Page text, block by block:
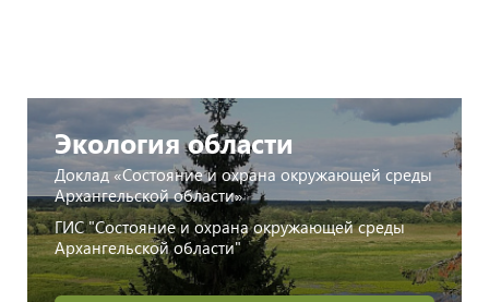
Экология области
Доклад «Состояние и охрана окружающей среды
Архангельской области»
ГИС "Состояние и охрана окружающей среды
Архангельской области"